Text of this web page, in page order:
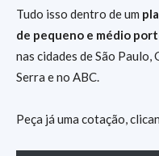
Tudo isso dentro de um
de pequeno e médio
nas cidades de São Paulo,
Serra e no ABC.
Peça já uma cotação,